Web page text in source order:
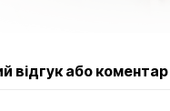
відгук або коментар